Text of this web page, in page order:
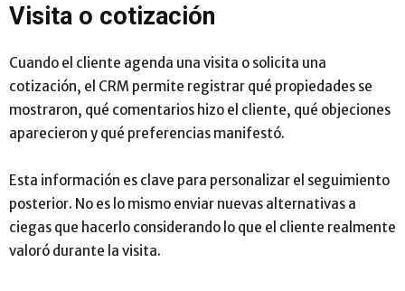
Visita o cotización
Cuando el cliente agenda una visita o solicita una
cotización, el CRM permite registrar qué propiedades se
mostraron, qué comentarios hizo el cliente, qué objeciones
aparecieron y qué preferencias manifestó.
Esta información es clave para personalizar el seguimiento
posterior. No es lo mismo enviar nuevas alternativas a
ciegas que hacerlo considerando lo que el cliente realmente
valoró durante la visita.